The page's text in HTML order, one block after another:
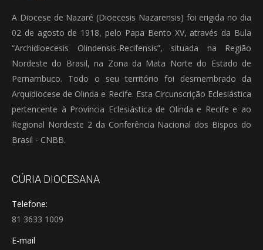
A Diocese de Nazaré (Dioecesis Nazarensis) foi erigida no dia
02 de agosto de 1918, pelo Papa Bento XV, através da Bula
“Archidioecesis Olindensis-Recifensis”, situada na Região
Nordeste do Brasil, na Zona da Mata Norte do Estado de
Pernambuco. Todo o seu território foi desmembrado da
Arquidiocese de Olinda e Recife. Esta Circunscrição Eclesiástica
pertencente à Província Eclesiástica de Olinda e Recife e ao
Regional Nordeste 2 da Conferência Nacional dos Bispos do
Brasil - CNBB.
CÚRIA DIOCESANA
Telefone:
81 3633 1009
E-mail